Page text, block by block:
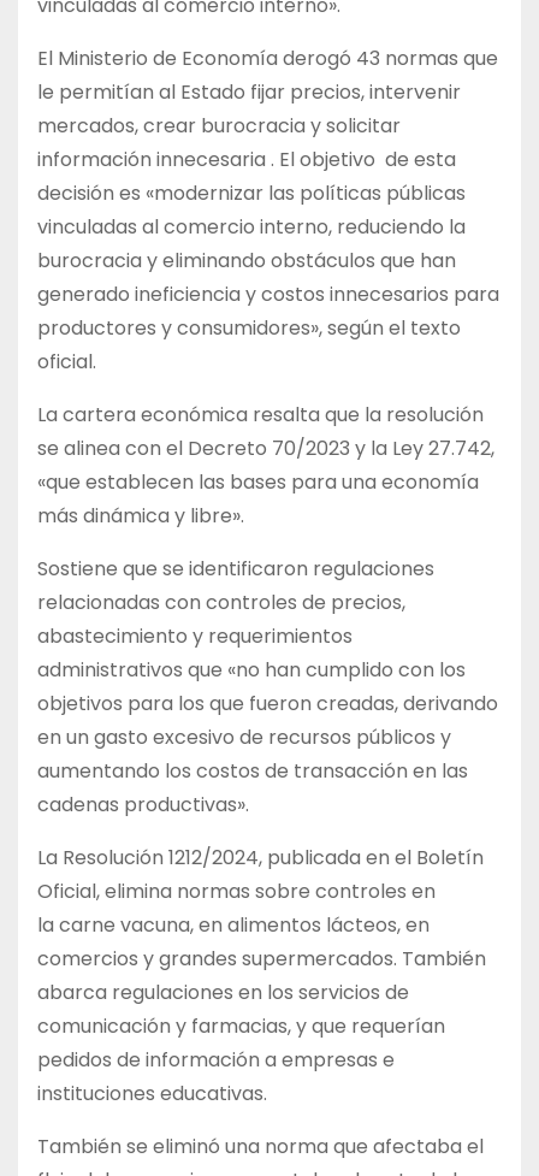
El Ministerio de Economía derogó 43 normas que
le permitían al Estado fijar precios, intervenir
mercados, crear burocracia y solicitar
información innecesaria . El objetivo de esta
decisión es «modernizar las políticas públicas
vinculadas al comercio interno, reduciendo la
burocracia y eliminando obstáculos que han
generado ineficiencia y costos innecesarios para
productores y consumidores», según el texto
oficial.
La cartera económica resalta que la resolución
se alinea con el Decreto 70/2023 y la Ley 27.742,
«que establecen las bases para una economía
más dinámica y libre».
Sostiene que se identificaron regulaciones
relacionadas con controles de precios,
abastecimiento y requerimientos
administrativos que «no han cumplido con los
objetivos para los que fueron creadas, derivando
en un gasto excesivo de recursos públicos y
aumentando los costos de transacción en las
cadenas productivas».
La Resolución 1212/2024, publicada en el Boletín
Oficial, elimina normas sobre controles en
la carne vacuna, en alimentos lácteos, en
comercios y grandes supermercados. También
abarca regulaciones en los servicios de
comunicación y farmacias, y que requerían
pedidos de información a empresas e
instituciones educativas.
También se eliminó una norma que afectaba el